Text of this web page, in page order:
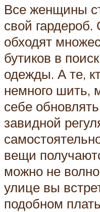
Все женщины
свой гардероб.
обходят
бутиков в
одежды. А те,
немного шить,
себе
завидной
вещи
можно не
улице вы
подобном